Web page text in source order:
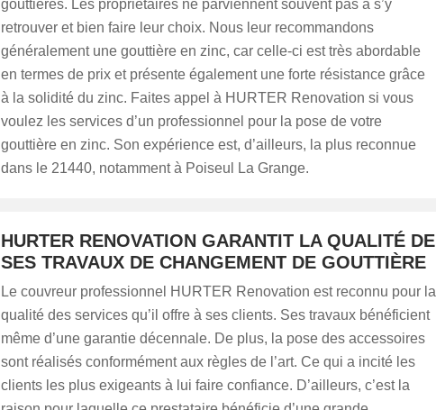
gouttières. Les propriétaires ne parviennent souvent pas à s’y
retrouver et bien faire leur choix. Nous leur recommandons
généralement une gouttière en zinc, car celle-ci est très abordable
en termes de prix et présente également une forte résistance grâce
à la solidité du zinc. Faites appel à HURTER Renovation si vous
voulez les services d’un professionnel pour la pose de votre
gouttière en zinc. Son expérience est, d’ailleurs, la plus reconnue
dans le 21440, notamment à Poiseul La Grange.
HURTER RENOVATION GARANTIT LA QUALITÉ DE
SES TRAVAUX DE CHANGEMENT DE GOUTTIÈRE
Le couvreur professionnel HURTER Renovation est reconnu pour la
qualité des services qu’il offre à ses clients. Ses travaux bénéficient
même d’une garantie décennale. De plus, la pose des accessoires
sont réalisés conformément aux règles de l’art. Ce qui a incité les
clients les plus exigeants à lui faire confiance. D’ailleurs, c’est la